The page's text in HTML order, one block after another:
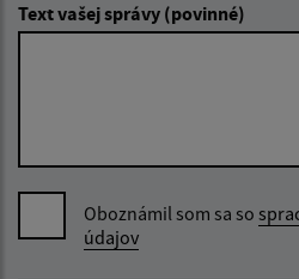
Text vašej správy (povinné)
Oboznámil som sa so
údajov